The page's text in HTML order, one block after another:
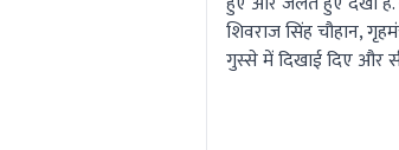
शिवराज सिंह चौहान,
गुस्से में दिखाई दिए और